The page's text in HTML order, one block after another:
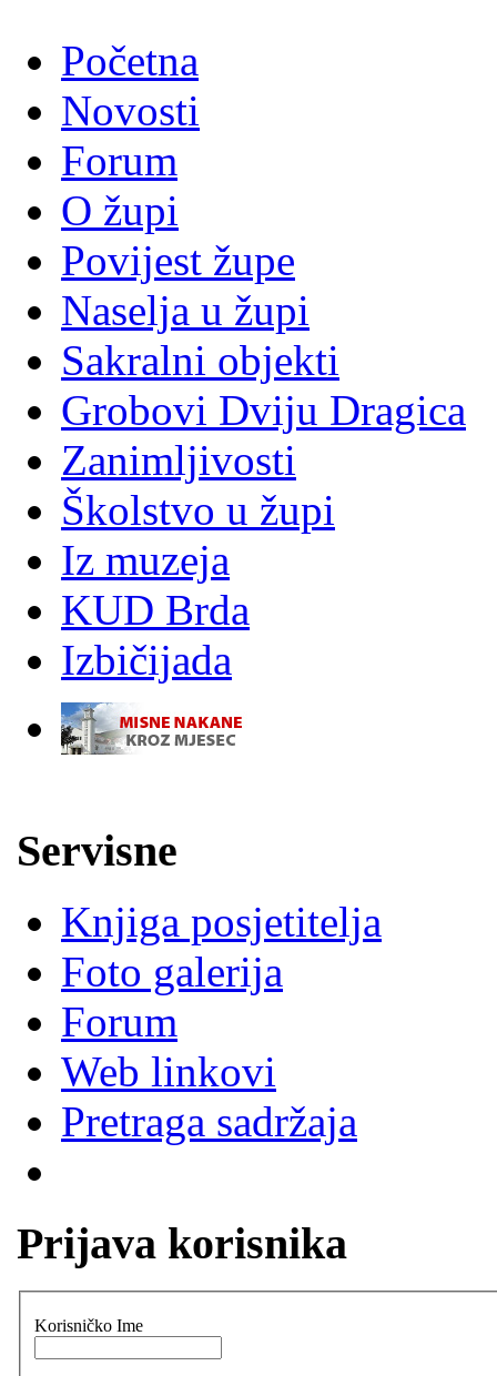
Početna
Novosti
Forum
O župi
Povijest župe
Naselja u župi
Sakralni objekti
Grobovi Dviju Dragica
Zanimljivosti
Školstvo u župi
Iz muzeja
KUD Brda
Izbičijada
Servisne
Knjiga posjetitelja
Foto galerija
Forum
Web linkovi
Pretraga sadržaja
Prijava korisnika
Korisničko Ime